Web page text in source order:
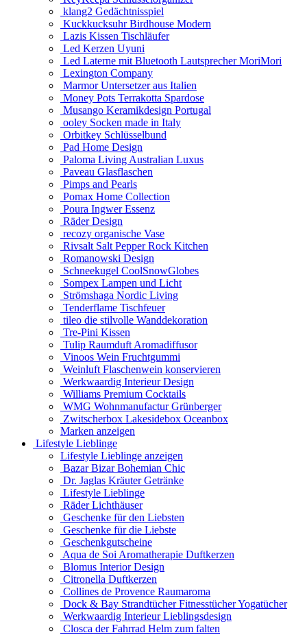
klang2 Gedächtnisspiel
Kuckkucksuhr Birdhouse Modern
Lazis Kissen Tischläufer
Led Kerzen Uyuni
Led Laterne mit Bluetooth Lautsprecher MoriMori
Lexington Company
Marmor Untersetzer aus Italien
Money Pots Terrakotta Spardose
Musango Keramikdesign Portugal
ooley Socken made in Italy
Orbitkey Schlüsselbund
Pad Home Design
Paloma Living Australian Luxus
Paveau Glasflaschen
Pimps and Pearls
Pomax Home Collection
Poura Ingwer Essenz
Räder Design
recozy organische Vase
Rivsalt Salt Pepper Rock Kitchen
Romanowski Design
Schneekugel CoolSnowGlobes
Sompex Lampen und Licht
Strömshaga Nordic Living
Tenderflame Tischfeuer
tileo die stilvolle Wanddekoration
Tre-Pini Kissen
Tulip Raumduft Aromadiffusor
Vinoos Wein Fruchtgummi
Weinluft Flaschenwein konservieren
Werkwaardig Interieur Design
Williams Premium Cocktails
WMG Wohnmanufactur Grünberger
Zwitscherbox Lakesidebox Oceanbox
Marken anzeigen
Lifestyle Lieblinge
Lifestyle Lieblinge anzeigen
Bazar Bizar Bohemian Chic
Dr. Jaglas Kräuter Getränke
Lifestyle Lieblinge
Räder Lichthäuser
Geschenke für den Liebsten
Geschenke für die Liebste
Geschenkgutscheine
Aqua de Soi Aromatherapie Duftkerzen
Blomus Interior Design
Citronella Duftkerzen
Collines de Provence Raumaroma
Dock & Bay Strandtücher Fitnesstücher Yogatücher
Werkwaardig Interieur Lieblingsdesign
Closca der Fahrrad Helm zum falten